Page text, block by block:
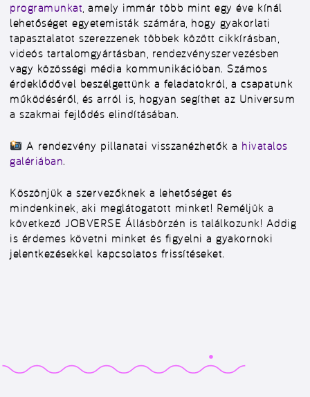
programunkat, amely immár több mint egy éve kínál
lehetőséget egyetemisták számára, hogy gyakorlati
tapasztalatot szerezzenek többek között cikkírásban,
videós tartalomgyártásban, rendezvényszervezésben
vagy közösségi média kommunikációban. Számos
érdeklődővel beszélgettünk a feladatokról, a csapatunk
működéséről, és arról is, hogyan segíthet az Universum
a szakmai fejlődés elindításában.
A rendezvény pillanatai visszanézhetők a hivatalos
galériában.
Köszönjük a szervezőknek a lehetőséget és
mindenkinek, aki meglátogatott minket! Reméljük a
következő JOBVERSE Állásbörzén is találkozunk! Addig
is érdemes követni minket és figyelni a gyakornoki
jelentkezésekkel kapcsolatos frissítéseket.